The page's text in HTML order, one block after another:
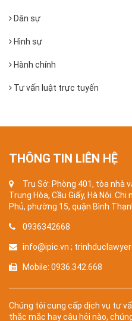
Dân sự
Hình sự
Hành chính
Tư vấn luật trực tuyến
THÔNG TIN LIÊN HỆ
Trụ Sở: Phòng 401, tòa nhà
Trung Hòa, Cầu Giấy, Hà Nội.
Phủ, phường 15, quận Bình
0936342668
info@ipic.vn ;
Mobile: 0936.342.668
Chúng tôi cung cấp dịch vụ tư
thắc mắc hay câu hỏi nào,